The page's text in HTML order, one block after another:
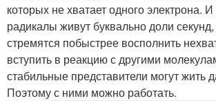
которых не хватает одного электрона.
радикалы живут буквально доли секунд,
стремятся побыстрее восполнить
вступить в реакцию с другими
стабильные представители могут жить
Поэтому с ними можно работать.